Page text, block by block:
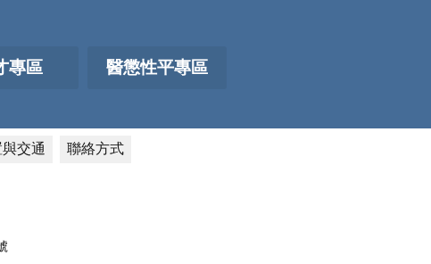
專區 醫懲性平專區
交通 聯絡方式